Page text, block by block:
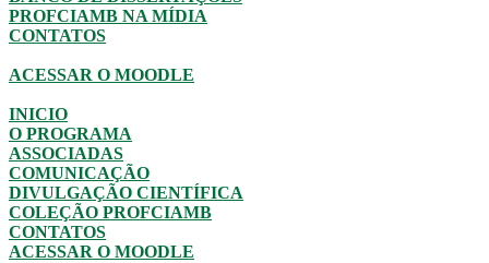
PROFCIAMB NA MÍDIA
CONTATOS
ACESSAR O MOODLE
INICIO
O PROGRAMA
ASSOCIADAS
COMUNICAÇÃO
DIVULGAÇÃO CIENTÍFICA
COLEÇÃO PROFCIAMB
CONTATOS
ACESSAR O MOODLE